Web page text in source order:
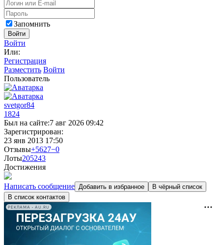
Запомнить
Войти
Войти
Или:
Регистрация
Разместить Войти
Пользователь
svetgor84
1824
Был на сайте:7 авг 2026 09:42
Зарегистрирован:
23 янв 2013 17:50
Отзывы+5627−0
Лоты205243
Достижения
Написать сообщение Добавить в избранное
В чёрный список
В список контактов
РЕКЛАМА • AU.RU